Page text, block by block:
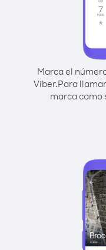
Marca el
Viber.Para
marca como